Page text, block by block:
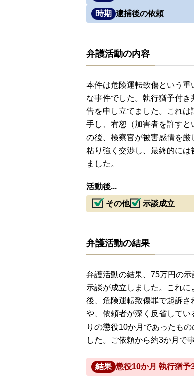
時期 逮捕後の依頼
弁護活動の内容
本件は危険運転致傷という
な事件でした。執行猶予付
告を申し立てました。これ
手し、宥恕（加害者を許す
の後、検察官が被害感情を
粘り強く交渉し、最終的に
ました。
活動後...
その他
示談成立
弁護活動の結果
弁護活動の結果、75万円の
示談が成立しました。これ
後、危険運転致傷罪で起訴
や、依頼者が深く反省して
りの懲役10か月であったも
した。ご依頼から約3か月で
結果 懲役10か月 執行猶予